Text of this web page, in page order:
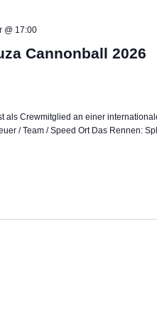
Cannonball 2026
@ 17:00
als Crewmitglied an einer
/ Team / Speed Ort Das Rennen: